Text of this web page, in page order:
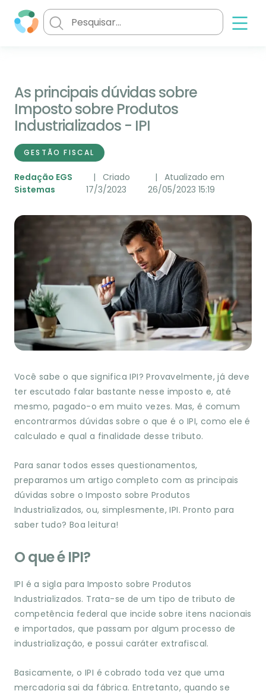
As principais dúvidas sobre
Imposto sobre Produtos
Industrializados - IPI
GESTÃO FISCAL
Redação EGS
Sistemas
Criado
17/3/2023
Atualizado em
26/05/2023 15:19
Você sabe o que significa IPI? Provavelmente, já deve
ter escutado falar bastante nesse imposto e, até
mesmo, pagado-o em muito vezes. Mas, é comum
encontrarmos dúvidas sobre o que é o IPI, como ele é
calculado e qual a finalidade desse tributo.
Para sanar todos esses questionamentos,
preparamos um artigo completo com as principais
dúvidas sobre o Imposto sobre Produtos
Industrializados, ou, simplesmente, IPI. Pronto para
saber tudo? Boa leitura!
O que é IPI?
IPI é a sigla para Imposto sobre Produtos
Industrializados. Trata-se de um tipo de tributo de
competência federal que incide sobre itens nacionais
e importados, que passam por algum processo de
industrialização, e possui caráter extrafiscal.
Basicamente, o IPI é cobrado toda vez que uma
mercadoria sai da fábrica. Entretanto, quando se